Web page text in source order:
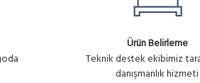
Ürün Belirleme
Teknik destek ekibimiz
danışmanlık hizmeti